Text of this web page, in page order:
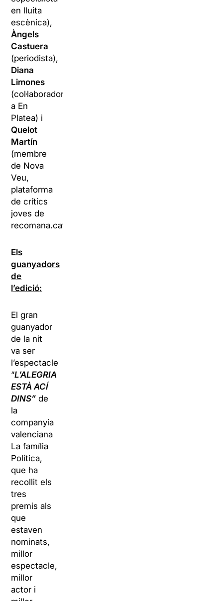
en lluita
escènica),
Àngels
Castuera
(periodista),
Diana
Limones
(col·laboradora
a En
Platea) i
Quelot
Martín
(membre
de Nova
Veu,
plataforma
de crítics
joves de
recomana.cat).
Els
guanyadors
de
l’edició:
El gran
guanyador
de la nit
va ser
l’espectacle
“L’ALEGRIA
ESTÀ ACÍ
DINS” de
la
companyia
valenciana
La família
Política,
que ha
recollit els
tres
premis als
que
estaven
nominats,
millor
espectacle,
millor
actor i